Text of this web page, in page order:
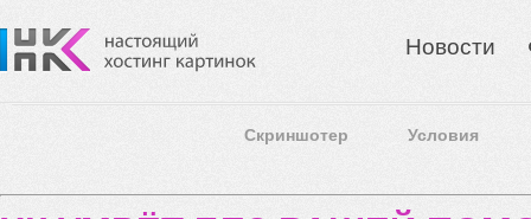
Новости
Скриншотер Условия